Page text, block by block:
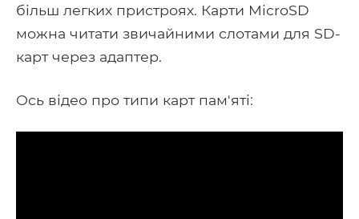
більш легких пристроях. Карти MicroSD
можна читати звичайними слотами для SD-
карт через адаптер.
Ось відео про типи карт пам'яті: